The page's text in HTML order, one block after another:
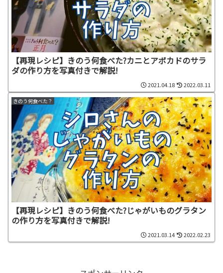
【再現レシピ】きのう何食べた?カニとアボカドのサラ
ダの作り方を写真付きで解説!
2021.04.18 2022.03.11
きのう何食べた？
【再現レシピ】きのう何食べた?じゃがいものグラタン
の作り方を写真付きで解説!
2021.03.14 2022.02.23